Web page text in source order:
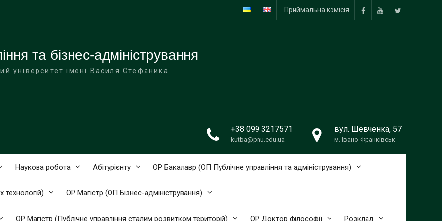
FacebookYouTubeTwitter
Приймальна комісія
та бізнес-адміністрування
університет імені Василя Стефаника
+38 099 3217571
kutba@pnu.edu.ua
вул. Шевченка, 57
м. Івано-Франківськ
Наукова робота Абітурієнту ОР Бакалавр (ОП Публічне управління та адміністрування)
ОР Магістр (ОП Бізнес-адміністрування)
ОР Магістр (Публічне управління сталим розвитком територій) ОР Доктор філософії Розклад